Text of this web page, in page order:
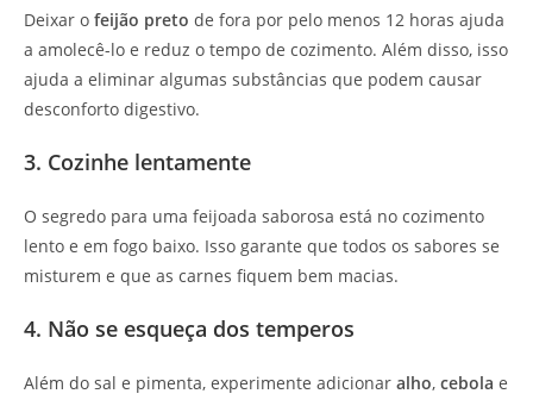
Deixar o feijão preto de fora por pelo menos 12 horas ajuda
a amolecê-lo e reduz o tempo de cozimento. Além disso, isso
ajuda a eliminar algumas substâncias que podem causar
desconforto digestivo.
3. Cozinhe lentamente
O segredo para uma feijoada saborosa está no cozimento
lento e em fogo baixo. Isso garante que todos os sabores se
misturem e que as carnes fiquem bem macias.
4. Não se esqueça dos temperos
Além do sal e pimenta, experimente adicionar alho, cebola e